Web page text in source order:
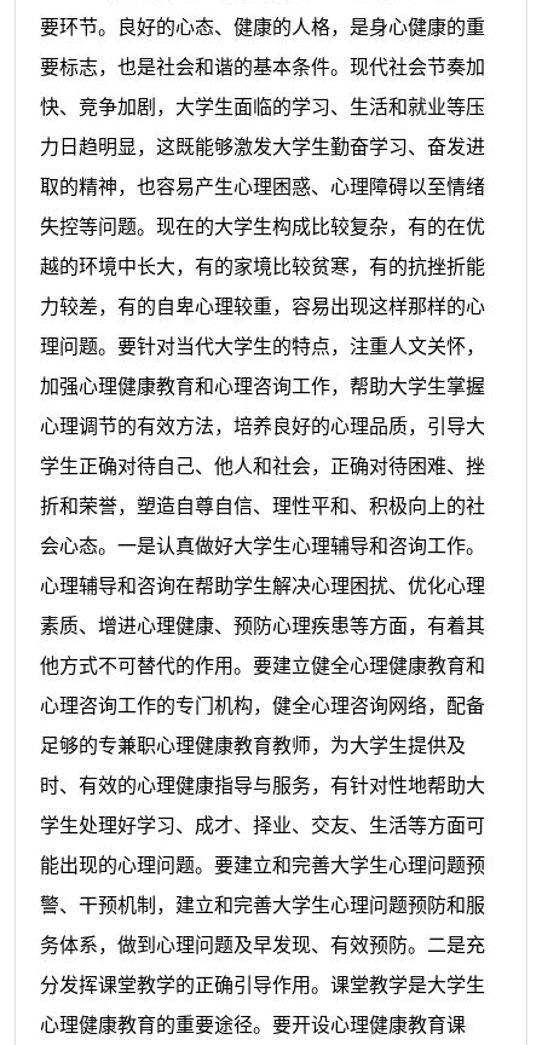
要环节。良好的心态、健康的人格，是身心健康的重
要标志，也是社会和谐的基本条件。现代社会节奏加
快、竞争加剧，大学生面临的学习、生活和就业等压
力日趋明显，这既能够激发大学生勤奋学习、奋发进
取的精神，也容易产生心理困惑、心理障碍以至情绪
失控等问题。现在的大学生构成比较复杂，有的在优
越的环境中长大，有的家境比较贫寒，有的抗挫折能
力较差，有的自卑心理较重，容易出现这样那样的心
理问题。要针对当代大学生的特点，注重人文关怀，
加强心理健康教育和心理咨询工作，帮助大学生掌握
心理调节的有效方法，培养良好的心理品质，引导大
学生正确对待自己、他人和社会，正确对待困难、挫
折和荣誉，塑造自尊自信、理性平和、积极向上的社
会心态。一是认真做好大学生心理辅导和咨询工作。
心理辅导和咨询在帮助学生解决心理困扰、优化心理
素质、增进心理健康、预防心理疾患等方面，有着其
他方式不可替代的作用。要建立健全心理健康教育和
心理咨询工作的专门机构，健全心理咨询网络，配备
足够的专兼职心理健康教育教师，为大学生提供及
时、有效的心理健康指导与服务，有针对性地帮助大
学生处理好学习、成才、择业、交友、生活等方面可
能出现的心理问题。要建立和完善大学生心理问题预
警、干预机制，建立和完善大学生心理问题预防和服
务体系，做到心理问题及早发现、有效预防。二是充
分发挥课堂教学的正确引导作用。课堂教学是大学生
心理健康教育的重要途径。要开设心理健康教育课